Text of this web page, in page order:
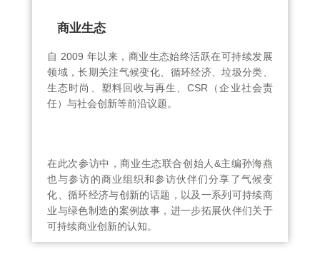
商业生态
自 2009 年以来，商业生态始终活跃在可持续发展
领域，长期关注气候变化、循环经济、垃圾分类、
生态时尚、塑料回收与再生、CSR（企业社会责
任）与社会创新等前沿议题。
在此次参访中，商业生态联合创始人&主编孙海燕
也与参访的商业组织和参访伙伴们分享了气候变
化、循环经济与创新的话题，以及一系列可持续商
业与绿色制造的案例故事，进一步拓展伙伴们关于
可持续商业创新的认知。